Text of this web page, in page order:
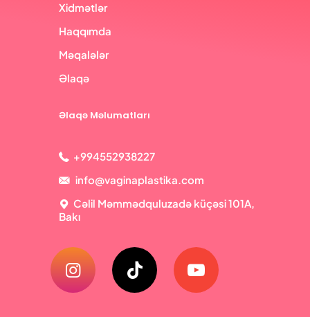
Xidmətlər
Haqqımda
Məqalələr
Əlaqə
Əlaqə Məlumatları
+994552938227
info@vaginaplastika.com
Cəlil Məmmədquluzadə küçəsi 101A,
Bakı